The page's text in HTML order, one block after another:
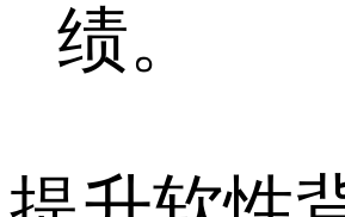
绩。